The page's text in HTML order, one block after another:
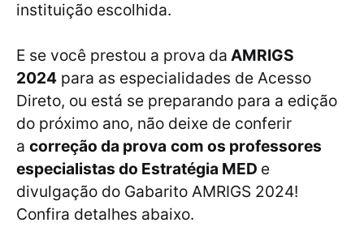
instituição escolhida.
E se você prestou a prova da AMRIGS
2024 para as especialidades de Acesso
Direto, ou está se preparando para a edição
do próximo ano, não deixe de conferir
a correção da prova com os professores
especialistas do Estratégia MED e
divulgação do Gabarito AMRIGS 2024!
Confira detalhes abaixo.